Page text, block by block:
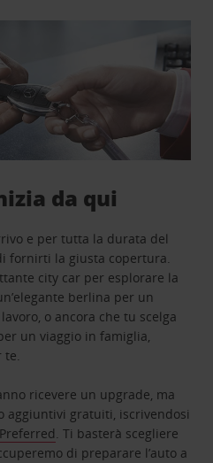
da qui
e per tutta la durata del
fornirti la giusta copertura.
city car per esplorare la
berlina per un
o ancora che tu scelga
un viaggio in famiglia,
te.
ricevere un upgrade, ma
aggiuntivi gratuiti, iscrivendosi
. Ti basterà scegliere
di preparare l’auto a